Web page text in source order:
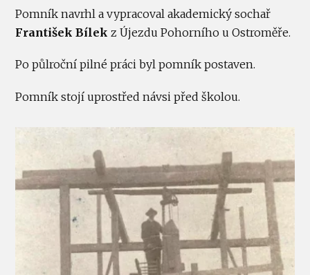
Pomník navrhl a vypracoval akademický sochař
František Bílek z Újezdu Pohorního u Ostroměře.
Po půlroční pilné práci byl pomník postaven.
Pomník stojí uprostřed návsi před školou.